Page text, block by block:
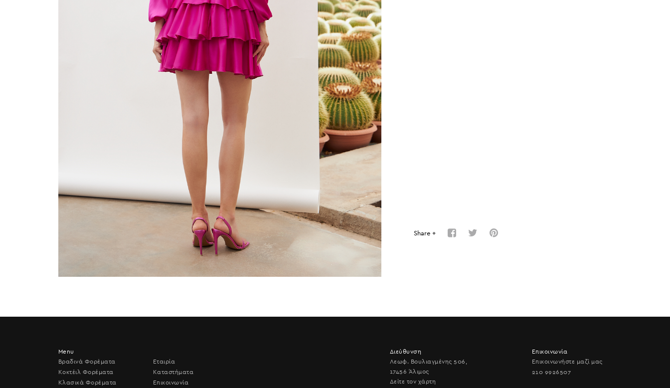
Share +
Menu
Βραδινά Φορέματα
Κοκτέιλ Φορέματα
Κλασικά Φορέματα
Εταιρία
Καταστήματα
Επικοινωνία
Διεύθυνση
Λεωφ. Βουλιαγμένης 506,
17456 Άλιμος
Δείτε τον χάρτη
Επικοινωνία
Επικοινωνήστε μαζί μας
210 9926507